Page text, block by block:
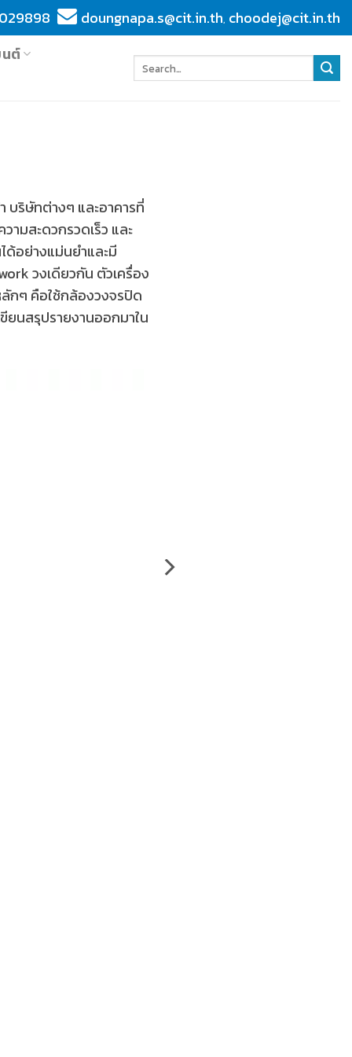
doungnapa.s@cit.in.th, choodej@cit.in.th
ต์
บริษัทต่างๆ และอาคารที่
ามสะดวกรวดเร็ว และ
ด้อย่างแม่นยำและมี
วงเดียวกัน ตัวเครื่อง
กๆ คือใช้กล้องวงจรปิด
ยนสรุปรายงานออกมาใน